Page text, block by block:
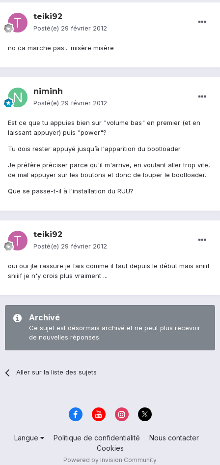
teiki92
Posté(e) 29 février 2012
no ca marche pas... misère misère
niminh
Posté(e) 29 février 2012
Est ce que tu appuies bien sur "volume bas" en premier (et en
laissant appuyer) puis "power"?
Tu dois rester appuyé jusqu’à l'apparition du bootloader.
Je préfère préciser parce qu'il m'arrive, en voulant aller trop vite,
de mal appuyer sur les boutons et donc de louper le bootloader.
Que se passe-t-il à l'installation du RUU?
teiki92
Posté(e) 29 février 2012
oui oui jte rassure je fais comme il faut depuis le début mais sniiif
sniiif je n'y crois plus vraiment ...
Archivé
Ce sujet est désormais archivé et ne peut plus recevoir
de nouvelles réponses.
Aller sur la liste des sujets
Langue Politique de confidentialité
Nous contacter
Cookies
Powered by Invision Community